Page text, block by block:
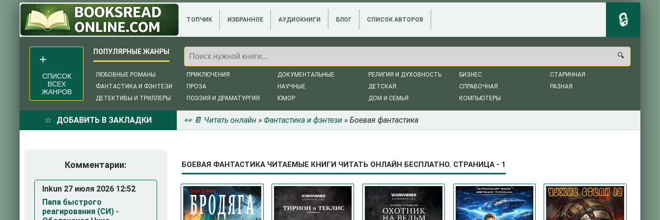
ТОПЧИК ИЗБРАННОЕ АУДИОКНИГИ БЛОГ СПИСОК АВТОРОВ
ЛЮБОВНЫЕ РОМАНЫ
ФАНТАСТИКА И ФЭНТЕЗИ
ДЕТЕКТИВЫ И ТРИЛЛЕРЫ
ПРИКЛЮЧЕНИЯ
ПРОЗА
ПОЭЗИЯ И ДРАМАТУРГИЯ
ДОКУМЕНТАЛЬНЫЕ
НАУЧНЫЕ
ЮМОР
РЕЛИГИЯ И ДУХОВНОСТЬ
ДЕТСКАЯ
ДОМ И СЕМЬЯ
БИЗНЕС
СПРАВОЧНАЯ
КОМПЬЮТЕРЫ
СТАРИННАЯ
РАЗНАЯ
СПИСОК
ВСЕХ
ЖАНРОВ
ДОБАВИТЬ В ЗАКЛАДКИ 👀 📔 Читать онлайн » Фантастика и фэнтези » Боевая фантастика
БОЕВАЯ ФАНТАСТИКА ЧИТАЕМЫЕ КНИГИ ЧИТАТЬ ОНЛАЙН БЕСПЛАТНО. СТРАНИЦА - 1
Комментарии:
Inkun 27 июля 2026 12:52
Папа быстрого
реагирования (СИ) -